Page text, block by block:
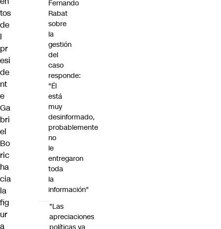
tos
de
l
pr
esi
de
nt
e
Ga
bri
el
Bo
ric
ha
cia
la
fig
ur
a
Fernando
Rabat
sobre
la
gestión
del
caso
responde:
"Él
está
muy
desinformado,
probablemente
no
le
entregaron
toda
la
información"
"Las
apreciaciones
políticas ya